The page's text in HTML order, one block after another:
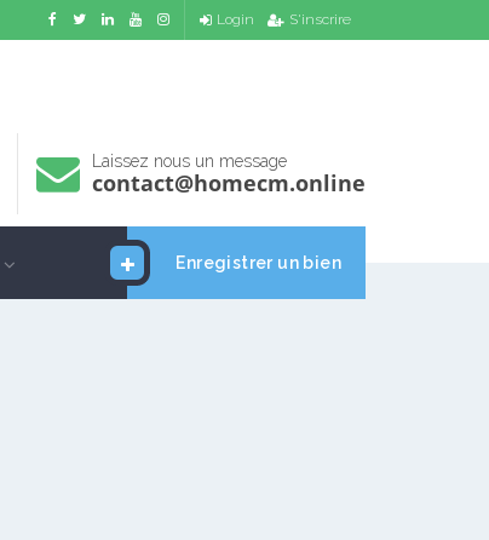
Login S'inscrire
Laissez nous un message
contact@homecm.online
Enregistrer un bien